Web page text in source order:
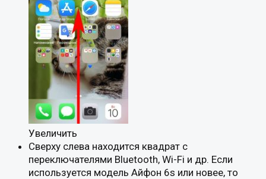
Увеличить
Сверху слева находится квадрат с
переключателями Bluetooth, Wi-Fi и др. Если
используется модель Айфон 6s или новее, то